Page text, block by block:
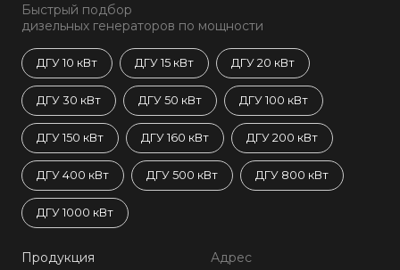
Быстрый подбор
дизельных генераторов по мощности
ДГУ 10 кВт ДГУ 15 кВт ДГУ 20 кВт
ДГУ 30 кВт ДГУ 50 кВт ДГУ 100 кВт
ДГУ 150 кВт ДГУ 160 кВт ДГУ 200 кВт
ДГУ 400 кВт ДГУ 500 кВт ДГУ 800 кВт
ДГУ 1000 кВт
Продукция
Адрес